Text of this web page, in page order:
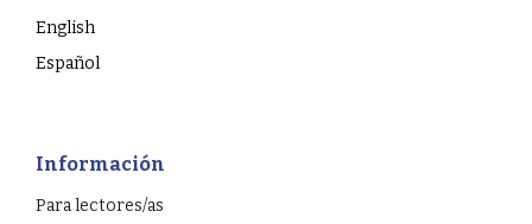
English
Español
Información
Para lectores/as